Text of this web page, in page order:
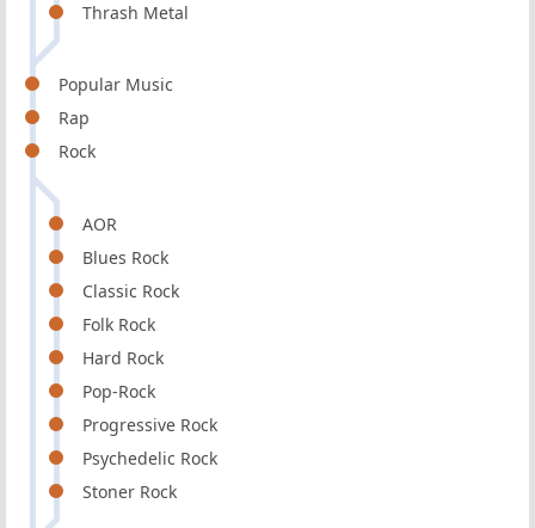
Thrash Metal
Popular Music
Rap
Rock
AOR
Blues Rock
Classic Rock
Folk Rock
Hard Rock
Pop-Rock
Progressive Rock
Psychedelic Rock
Stoner Rock